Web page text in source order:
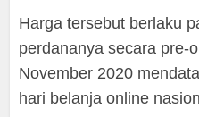
Harga tersebut berlaku
perdananya secara pre-
November 2020
hari belanja online